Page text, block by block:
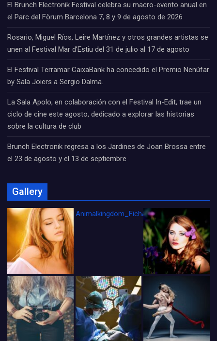
El Brunch Electronik Festival celebra su macro-evento anual en
el Parc del Fòrum Barcelona 7, 8 y 9 de agosto de 2026
Rosario, Miguel Ríos, Leire Martínez y otros grandes artistas se
unen al Festival Mar d’Estiu del 31 de julio al 17 de agosto
El Festival Terramar CaixaBank ha concedido el Premio Nenúfar
by Sala Joiers a Sergio Dalma.
La Sala Apolo, en colaboración con el Festival In-Edit, trae un
ciclo de cine este agosto, dedicado a explorar las historias
sobre la cultura de club
Brunch Electronik regresa a los Jardines de Joan Brossa entre
el 23 de agosto y el 13 de septiembre
Gallery
Animalkingdom_FichaCine